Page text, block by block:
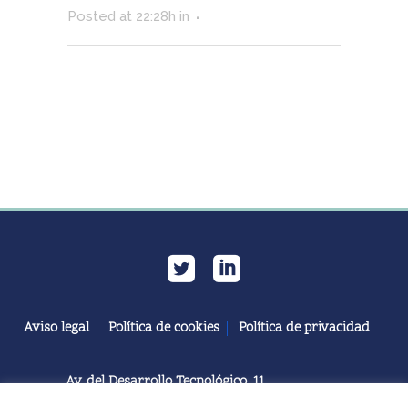
Posted at 22:28h in
Aviso legal Política de cookies Política de privacidad
Av. del Desarrollo Tecnológico, 11